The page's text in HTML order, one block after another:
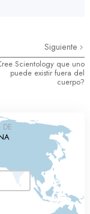
Siguiente
Scientology que uno
puede existir fuera del
cuerpo?